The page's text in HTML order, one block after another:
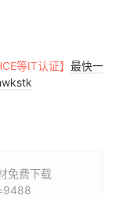
等IT认证】 最快一
免费下载